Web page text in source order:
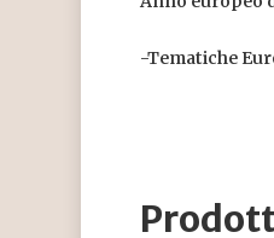
-Tematiche